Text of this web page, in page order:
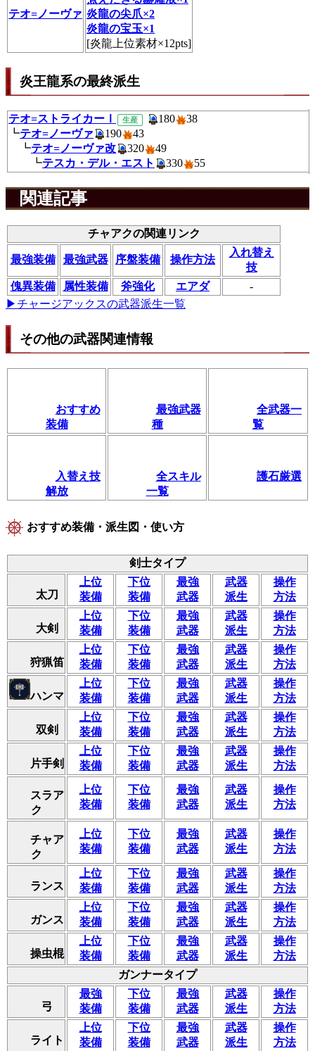
テオ=ノーヴァ 炎龍の尖爪×2
炎龍の宝玉×1
[炎龍上位素材×12pts]
炎王龍系の最終派生
テオ=ストライカーⅠ 生産 180
┗テオ=ノーヴァ 190
43
┗テオ=ノーヴァ改 320
49
┗テスカ・デル・エスト 330
関連記事
チャアクの関連リンク
最強装備 最強武器 序盤装備 操作方法
入れ替え
技
傀異装備
属性装備 斧強化 エアダ
-
▶チャージアックスの武器派生一覧
その他の武器関連情報
おすすめ
装備
最強武器
種
全武器一
覧
入替え技
解放
全スキル
一覧
護石厳選
おすすめ装備・派生図・使い方
剣士タイプ
太刀
上位
装備
下位
装備
最強
武器
武器
派生
操作
方法
大剣
上位
装備
下位
装備
最強
武器
武器
派生
操作
方法
狩猟笛
上位
装備
下位
装備
最強
武器
武器
派生
操作
方法
ハンマ
上位
装備
下位
装備
最強
武器
武器
派生
操作
方法
双剣
上位
装備
下位
装備
最強
武器
武器
派生
操作
方法
片手剣
上位
装備
下位
装備
最強
武器
武器
派生
操作
方法
スラア
ク
上位
装備
下位
装備
最強
武器
武器
派生
操作
方法
チャア
ク
上位
装備
下位
装備
最強
武器
武器
派生
操作
方法
ランス
上位
装備
下位
装備
最強
武器
武器
派生
操作
方法
ガンス
上位
装備
下位
装備
最強
武器
武器
派生
操作
方法
操虫棍
上位
装備
下位
装備
最強
武器
武器
派生
操作
方法
ガンナータイプ
弓
最強
装備
下位
装備
最強
武器
武器
派生
操作
方法
ライト
上位
装備
下位
装備
最強
武器
武器
派生
操作
方法